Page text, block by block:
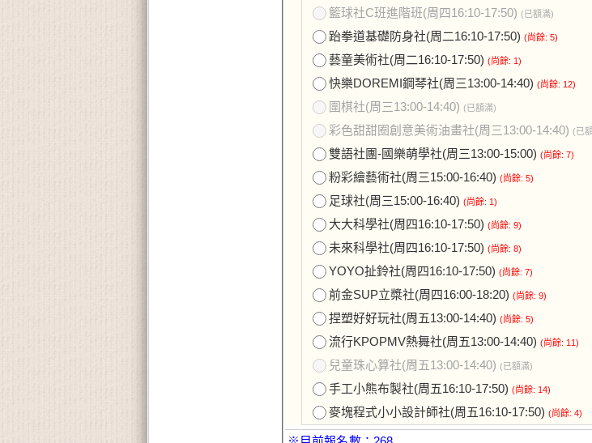
籃球社C班進階班(周四16:10-17:50) (已額滿)
跆拳道基礎防身社(周二16:10-17:50) (尚餘: 5)
藝童美術社(周二16:10-17:50) (尚餘: 1)
快樂DOREMI鋼琴社(周三13:00-14:40) (尚餘: 12)
圍棋社(周三13:00-14:40) (已額滿)
彩色甜甜圈創意美術油畫社(周三13:00-14:40) (已
雙語社團-國樂萌學社(周三13:00-15:00) (尚餘: 7)
粉彩繪藝術社(周三15:00-16:40) (尚餘: 5)
足球社(周三15:00-16:40) (尚餘: 1)
大大科學社(周四16:10-17:50) (尚餘: 9)
未來科學社(周四16:10-17:50) (尚餘: 8)
YOYO扯鈴社(周四16:10-17:50) (尚餘: 7)
前金SUP立槳社(周四16:00-18:20) (尚餘: 9)
捏塑好好玩社(周五13:00-14:40) (尚餘: 5)
流行KPOPMV熱舞社(周五13:00-14:40) (尚餘: 11)
兒童珠心算社(周五13:00-14:40) (已額滿)
手工小熊布製社(周五16:10-17:50) (尚餘: 14)
麥塊程式小小設計師社(周五16:10-17:50) (尚餘: 4)